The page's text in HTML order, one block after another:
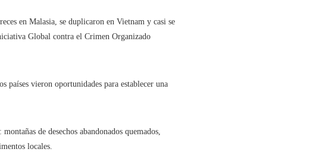
en Malasia, se duplicaron en Vietnam y casi se
Global contra el Crimen Organizado
países vieron oportunidades para establecer una
de desechos abandonados quemados,
locales.